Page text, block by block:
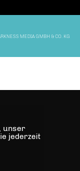
MEDIA GMBH & CO. KG
unser
jederzeit